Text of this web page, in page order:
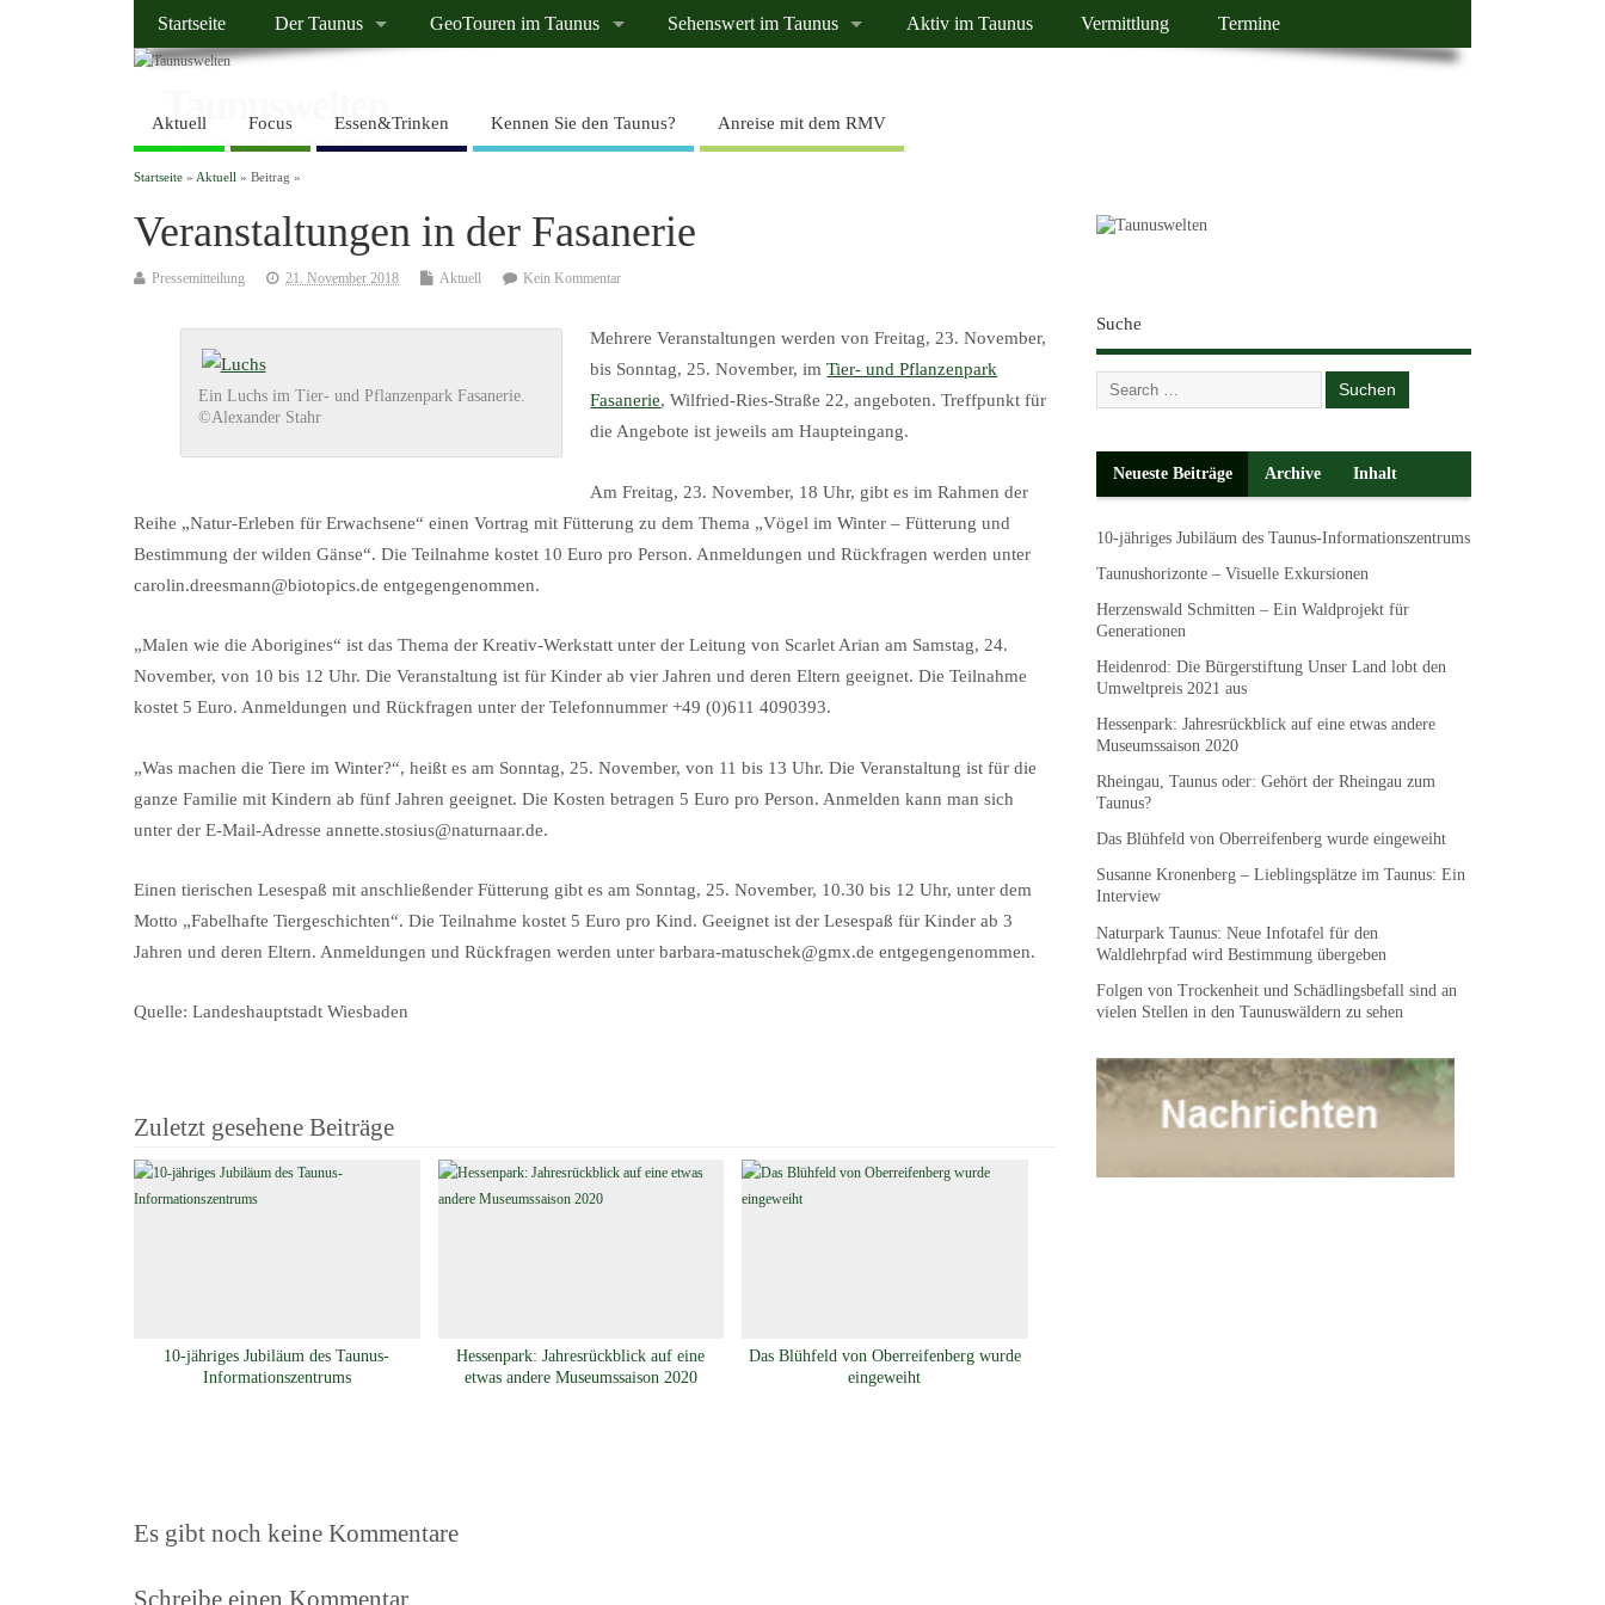
Startseite Der Taunus GeoTouren im Taunus Sehenswert im Taunus Aktiv im Taunus Vermittlung Termine
Taunuswelten
Geotourismus und Kulturlandschaft
Aktuell Focus Essen&Trinken Kennen Sie den Taunus? Anreise mit dem RMV
Startseite » Aktuell » Beitrag »
Veranstaltungen in der Fasanerie
Pressemitteilung 21. November 2018 Aktuell Kein Kommentar
Ein Luchs im Tier- und Pflanzenpark Fasanerie.
©Alexander Stahr
Mehrere Veranstaltungen werden von Freitag, 23. November,
bis Sonntag, 25. November, imTier- und Pflanzenpark
Fasanerie, Wilfried-Ries-Straße 22, angeboten. Treffpunkt für
die Angebote ist jeweils am Haupteingang.
Am Freitag, 23. November, 18 Uhr, gibt es im Rahmen der
Reihe „Natur-Erleben für Erwachsene“ einen Vortrag mit Fütterung zu dem Thema „Vögel im Winter – Fütterung und
Bestimmung der wilden Gänse“. Die Teilnahme kostet 10 Euro pro Person. Anmeldungen und Rückfragen werden unter
carolin.dreesmann@biotopics.de entgegengenommen.
„Malen wie die Aborigines“ ist das Thema der Kreativ-Werkstatt unter der Leitung von Scarlet Arian am Samstag, 24.
November, von 10 bis 12 Uhr. Die Veranstaltung ist für Kinder ab vier Jahren und deren Eltern geeignet. Die Teilnahme
kostet 5 Euro. Anmeldungen und Rückfragen unter der Telefonnummer +49 (0)611 4090393.
„Was machen die Tiere im Winter?“, heißt es am Sonntag, 25. November, von 11 bis 13 Uhr. Die Veranstaltung ist für die
ganze Familie mit Kindern ab fünf Jahren geeignet. Die Kosten betragen 5 Euro pro Person. Anmelden kann man sich
unter der E-Mail-Adresse annette.stosius@naturnaar.de.
Einen tierischen Lesespaß mit anschließender Fütterung gibt es am Sonntag, 25. November, 10.30 bis 12 Uhr, unter dem
Motto „Fabelhafte Tiergeschichten“. Die Teilnahme kostet 5 Euro pro Kind. Geeignet ist der Lesespaß für Kinder ab 3
Jahren und deren Eltern. Anmeldungen und Rückfragen werden unter barbara-matuschek@gmx.de entgegengenommen.
Quelle: Landeshauptstadt Wiesbaden
Zuletzt gesehene Beiträge
10-jähriges Jubiläum des Taunus-
Informationszentrums
Hessenpark: Jahresrückblick auf eine
etwas andere Museumssaison 2020
Das Blühfeld von Oberreifenberg wurde
eingeweiht
Es gibt noch keine Kommentare
Schreibe einen Kommentar
Suche
Neueste Beiträge Archive Inhalt
10-jähriges Jubiläum des Taunus-Informationszentrums
Taunushorizonte – Visuelle Exkursionen
Herzenswald Schmitten – Ein Waldprojekt für
Generationen
Heidenrod: Die Bürgerstiftung Unser Land lobt den
Umweltpreis 2021 aus
Hessenpark: Jahresrückblick auf eine etwas andere
Museumssaison 2020
Rheingau, Taunus oder: Gehört der Rheingau zum
Taunus?
Das Blühfeld von Oberreifenberg wurde eingeweiht
Susanne Kronenberg – Lieblingsplätze im Taunus: Ein
Interview
Naturpark Taunus: Neue Infotafel für den
Waldlehrpfad wird Bestimmung übergeben
Folgen von Trockenheit und Schädlingsbefall sind an
vielen Stellen in den Taunuswäldern zu sehen